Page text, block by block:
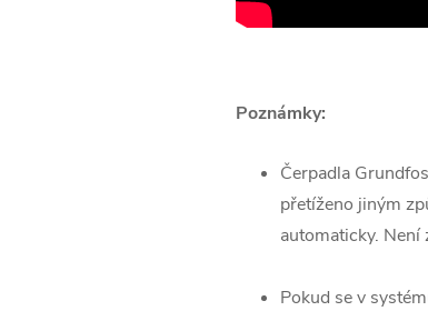
Poznámky:
Čerpadla
přetíženo jiným
automaticky. Není
Pokud se v